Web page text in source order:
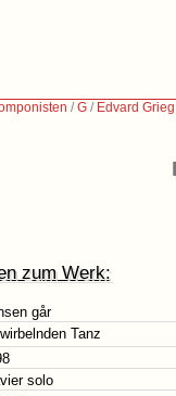
/G / Edvard
zum Werk:
går
Tanz
solo